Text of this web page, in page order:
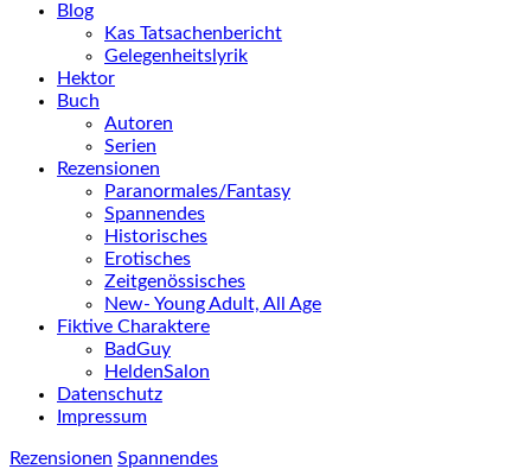
Blog
Kas Tatsachenbericht
Gelegenheitslyrik
Hektor
Buch
Autoren
Serien
Rezensionen
Paranormales/Fantasy
Spannendes
Historisches
Erotisches
Zeitgenössisches
New- Young Adult, All Age
Fiktive Charaktere
BadGuy
HeldenSalon
Datenschutz
Impressum
Rezensionen Spannendes